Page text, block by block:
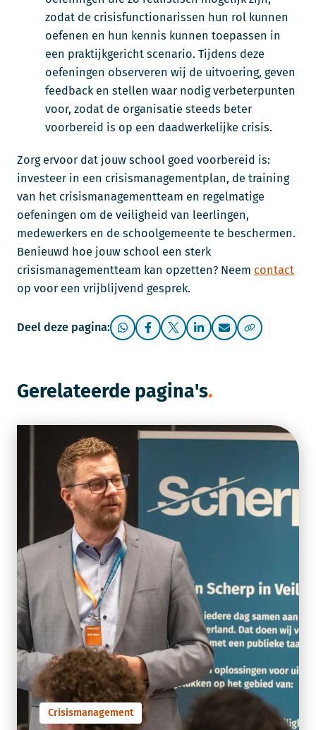
zodat de crisisfunctionarissen hun rol kunnen
oefenen en hun kennis kunnen toepassen in
een praktijkgericht scenario. Tijdens deze
oefeningen observeren wij de uitvoering, geven
feedback en stellen waar nodig verbeterpunten
voor, zodat de organisatie steeds beter
voorbereid is op een daadwerkelijke crisis.
Zorg ervoor dat jouw school goed voorbereid is:
investeer in een crisismanagementplan, de training
van het crisismanagementteam en regelmatige
oefeningen om de veiligheid van leerlingen,
medewerkers en de schoolgemeente te beschermen.
Benieuwd hoe jouw school een sterk
crisismanagementteam kan opzetten? Neem contact
op voor een vrijblijvend gesprek.
Deel deze pagina:
Gerelateerde pagina's
Crisismanagement